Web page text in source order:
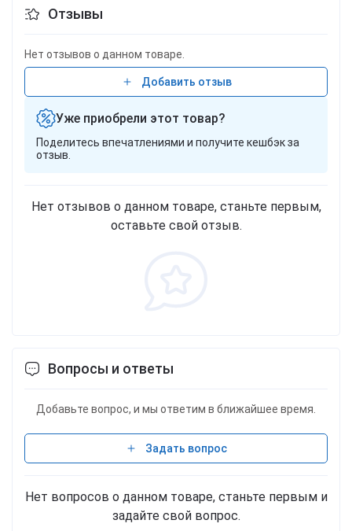
производитель:
Отзывы
Нет отзывов о данном товаре.
Добавить отзыв
Уже приобрели этот товар?
Поделитесь впечатлениями и получите кешбэк за
отзыв.
Нет отзывов о данном товаре, станьте первым,
оставьте свой отзыв.
Вопросы и ответы
Добавьте вопрос, и мы ответим в ближайшее время.
Задать вопрос
Нет вопросов о данном товаре, станьте первым и
задайте свой вопрос.